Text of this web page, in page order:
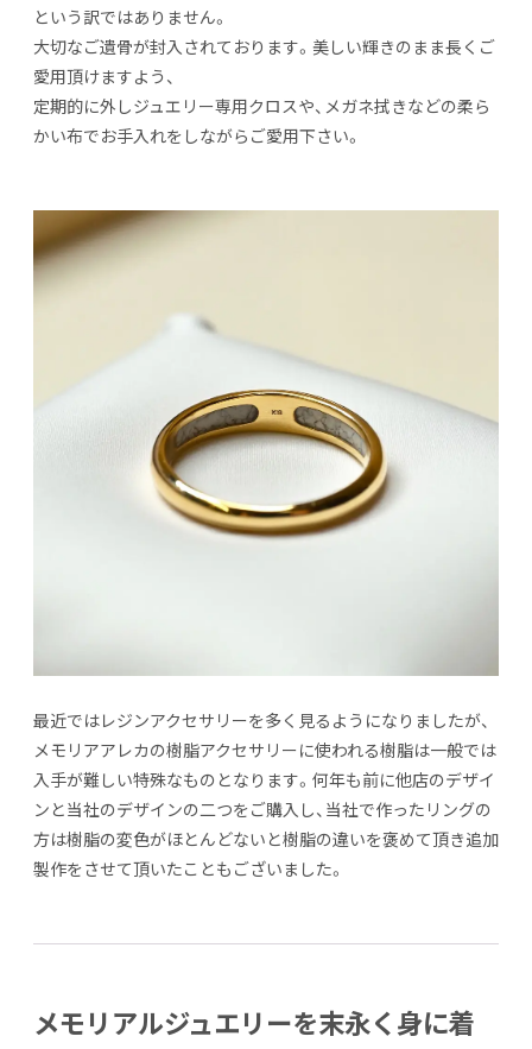
という訳ではありません。
大切なご遺骨が封入されております。美しい輝きのまま長くご
愛用頂けますよう、
定期的に外しジュエリー専用クロスや、メガネ拭きなどの柔ら
かい布でお手入れをしながらご愛用下さい。
最近ではレジンアクセサリーを多く見るようになりましたが、
メモリアアレカの樹脂アクセサリーに使われる樹脂は一般では
入手が難しい特殊なものとなります。何年も前に他店のデザイ
ンと当社のデザインの二つをご購入し、当社で作ったリングの
方は樹脂の変色がほとんどないと樹脂の違いを褒めて頂き追加
製作をさせて頂いたこともございました。
メモリアルジュエリーを末永く身に着